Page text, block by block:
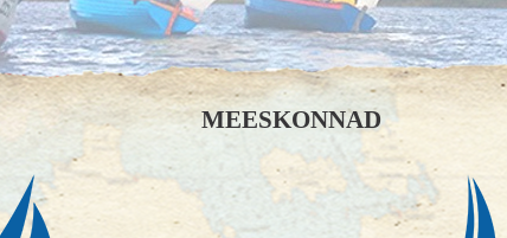
MEESKONNAD